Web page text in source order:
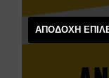
ΑΠΟΔΟΧΗ